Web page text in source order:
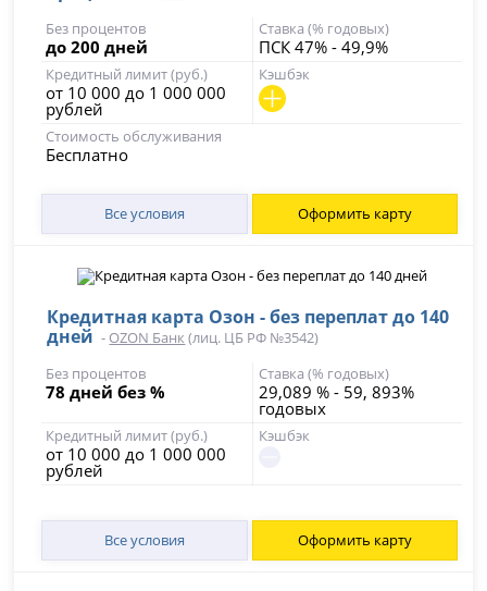
Без процентов
до 200 дней
Ставка (% годовых)
ПСК 47% - 49,9%
Кредитный лимит (руб.)
от 10 000 до 1 000 000
рублей
Кэшбэк
Стоимость обслуживания
Бесплатно
Все условия Оформить карту
Кредитная карта Озон - без переплат до 140
дней - OZON Банк (лиц. ЦБ РФ №3542)
Без процентов
78 дней без %
Ставка (% годовых)
29,089 % - 59, 893%
годовых
Кредитный лимит (руб.)
от 10 000 до 1 000 000
рублей
Кэшбэк
Все условия Оформить карту